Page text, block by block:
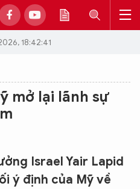
18:42:41
mở lại lãnh sự
Israel Yair Lapid
ý định của Mỹ về